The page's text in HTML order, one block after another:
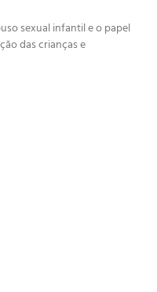
sexual infantil e o papel
das crianças e